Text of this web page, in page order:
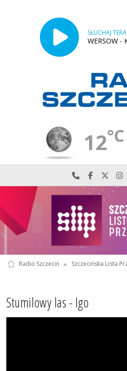
SŁUCHAJ
WERSOW -
12°C
Najlepiej po
Odwiedź
Radio Szczecin » Szczecińska Lista
Stumilowy las - Igo